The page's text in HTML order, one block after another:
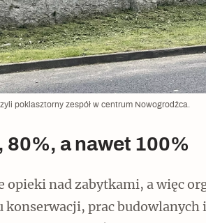
poklasztorny zespół w centrum Nowogrodźca.
80%, a nawet 100%
opieki nad zabytkami, a więc
konserwacji, prac budowlanych